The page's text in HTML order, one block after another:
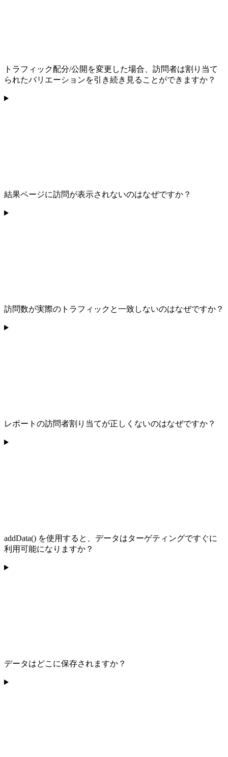
トラフィック配分/公開を変更した場合、訪問者は割り当て
られたバリエーションを引き続き見ることができますか？
結果ページに訪問が表示されないのはなぜですか？
訪問数が実際のトラフィックと一致しないのはなぜですか？
レポートの訪問者割り当てが正しくないのはなぜですか？
addData() を使用すると、データはターゲティングですぐに
利用可能になりますか？
データはどこに保存されますか？